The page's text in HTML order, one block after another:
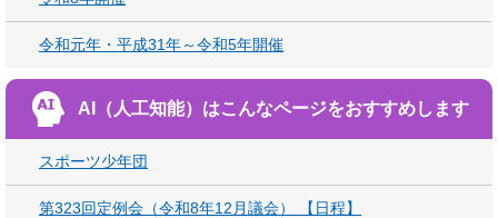
令和元年・平成31年～令和5年開催
AI（人工知能）はこんなページをおすすめします
スポーツ少年団
第323回定例会（令和8年12月議会） 【日程】